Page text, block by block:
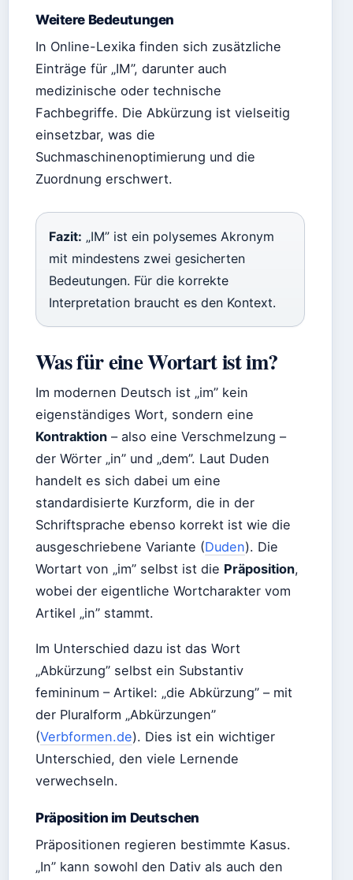
Weitere Bedeutungen
In Online-Lexika finden sich zusätzliche
Einträge für „IM”, darunter auch
medizinische oder technische
Fachbegriffe. Die Abkürzung ist vielseitig
einsetzbar, was die
Suchmaschinenoptimierung und die
Zuordnung erschwert.
Fazit: „IM” ist ein polysemes Akronym
mit mindestens zwei gesicherten
Bedeutungen. Für die korrekte
Interpretation braucht es den Kontext.
Was für eine Wortart ist im?
Im modernen Deutsch ist „im” kein
eigenständiges Wort, sondern eine
Kontraktion – also eine Verschmelzung –
der Wörter „in” und „dem”. Laut Duden
handelt es sich dabei um eine
standardisierte Kurzform, die in der
Schriftsprache ebenso korrekt ist wie die
ausgeschriebene Variante (Duden). Die
Wortart von „im” selbst ist die Präposition,
wobei der eigentliche Wortcharakter vom
Artikel „in” stammt.
Im Unterschied dazu ist das Wort
„Abkürzung” selbst ein Substantiv
femininum – Artikel: „die Abkürzung” – mit
der Pluralform „Abkürzungen”
(Verbformen.de). Dies ist ein wichtiger
Unterschied, den viele Lernende
verwechseln.
Präposition im Deutschen
Präpositionen regieren bestimmte Kasus.
„In” kann sowohl den Dativ als auch den